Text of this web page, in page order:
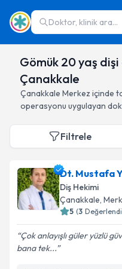
Doktor, klinik ara...
Gömük 20 yaş
Çanakkale
Çanakkale Merkez içinde
operasyonu uygulayan
Filtrele
Dt. Mustafa
Diş Hekimi
Çanakkale,
5 (3
Çok anlayışlı güler yüzlü
bana tek...